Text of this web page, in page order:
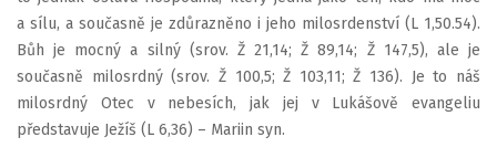
a sílu, a současně je zdůrazněno i jeho milosrdenství (L 1,50.54).
Bůh je mocný a silný (srov. Ž 21,14; Ž 89,14; Ž 147,5), ale je
současně milosrdný (srov. Ž 100,5; Ž 103,11; Ž 136). Je to náš
milosrdný Otec v nebesích, jak jej v Lukášově evangeliu
představuje Ježíš (L 6,36) – Mariin syn.